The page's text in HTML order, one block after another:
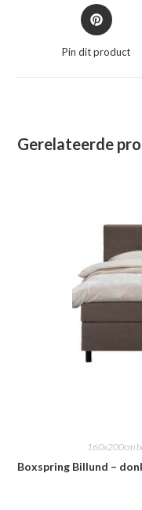
Opent
in
nieuw
Pin dit product
Gerelateerde
160x200cm
Boxspring Billund –